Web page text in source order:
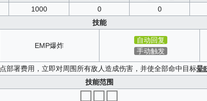
1000 0 0
技能
EMP爆炸
自动回复
手动触发
点部署费用，立即对周围所有敌人造成伤害，并使全部命中目标晕
技能范围